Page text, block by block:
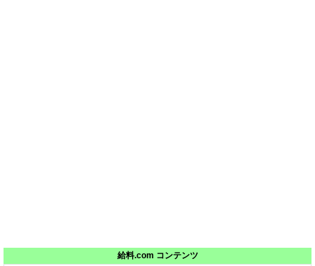
給料.com コンテンツ